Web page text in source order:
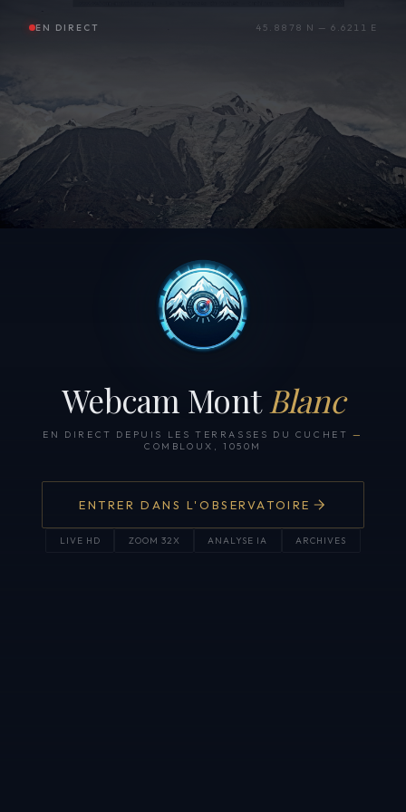
EN DIRECT 45.8878 N — 6.6211 E
Webcam Mont Blanc
EN DIRECT DEPUIS LES TERRASSES DU CUCHET —
COMBLOUX, 1050M
ENTRER DANS L'OBSERVATOIRE
LIVE HD ZOOM 32X ANALYSE IA ARCHIVES